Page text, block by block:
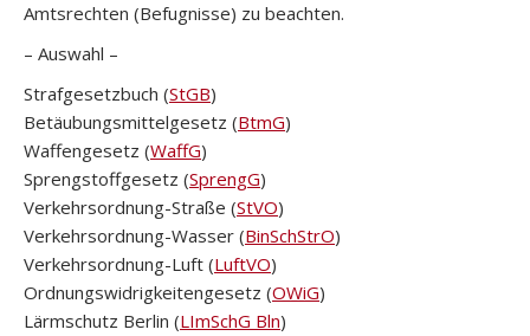
Amtsrechten (Befugnisse) zu beachten.
– Auswahl –
Strafgesetzbuch (StGB)
Betäubungsmittelgesetz (BtmG)
Waffengesetz (WaffG)
Sprengstoffgesetz (SprengG)
Verkehrsordnung-Straße (StVO)
Verkehrsordnung-Wasser (BinSchStrO)
Verkehrsordnung-Luft (LuftVO)
Ordnungswidrigkeitengesetz (OWiG)
Lärmschutz Berlin (LImSchG Bln)